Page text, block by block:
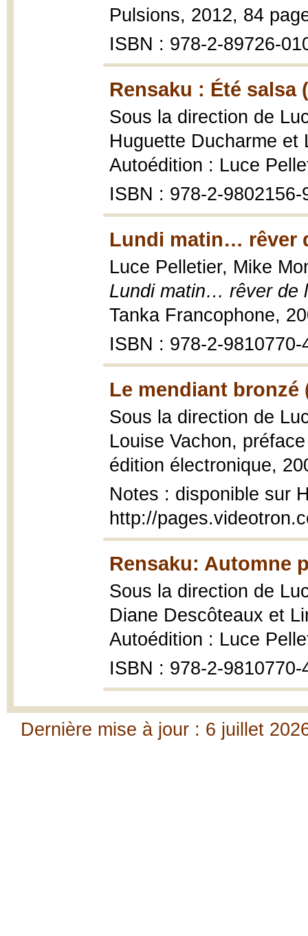
Pulsions, 2012, 84
ISBN : 978-2-89726-
Rensaku : Été salsa
Sous la direction de
Huguette Ducharme
Autoédition : Luce
ISBN : 978-2-9802156-
Lundi matin… rêver
Luce Pelletier, Mike
Lundi matin… rêver de
Tanka Francophone,
ISBN : 978-2-9810770-
Le mendiant bronzé
Sous la direction de
Louise Vachon,
édition électronique,
Notes : disponible sur
http://
Rensaku: Automne
Sous la direction de
Diane Descôteaux et
Autoédition : Luce
ISBN : 978-2-9810770-
Dernière mise à jour : 6 juillet